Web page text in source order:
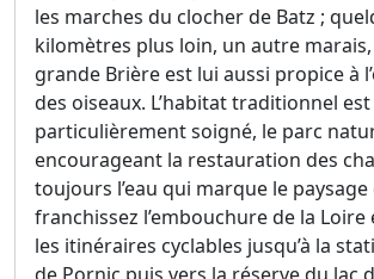
les marches du clocher de Batz ;
kilomètres plus loin, un autre marais,
grande Brière est lui aussi propice à
des oiseaux. L’habitat traditionnel est
particulièrement soigné, le parc
encourageant la restauration des
toujours l’eau qui marque le
franchissez l’embouchure de la
les itinéraires cyclables jusqu’à la